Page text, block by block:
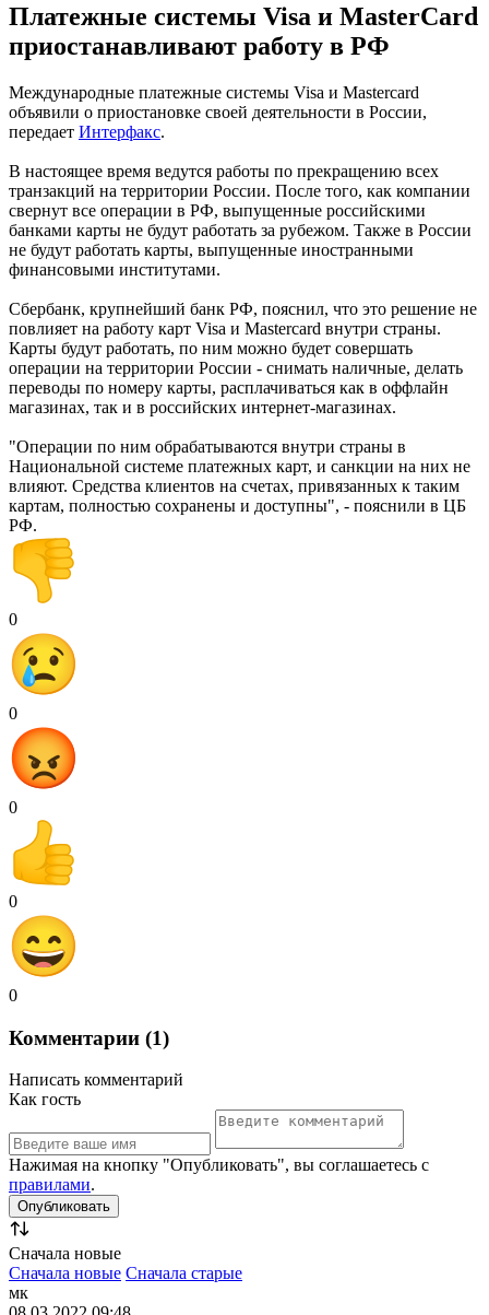
Платежные системы Visa и MasterCard
приостанавливают работу в РФ
Международные платежные системы Visa и Mastercard
объявили о приостановке своей деятельности в России,
передает Интерфакс.
В настоящее время ведутся работы по прекращению всех
транзакций на территории России. После того, как компании
свернут все операции в РФ, выпущенные российскими
банками карты не будут работать за рубежом. Также в России
не будут работать карты, выпущенные иностранными
финансовыми институтами.
Сбербанк, крупнейший банк РФ, пояснил, что это решение не
повлияет на работу карт Visa и Mastercard внутри страны.
Карты будут работать, по ним можно будет совершать
операции на территории России - снимать наличные, делать
переводы по номеру карты, расплачиваться как в оффлайн
магазинах, так и в российских интернет-магазинах.
"Операции по ним обрабатываются внутри страны в
Национальной системе платежных карт, и санкции на них не
влияют. Средства клиентов на счетах, привязанных к таким
картам, полностью сохранены и доступны", - пояснили в ЦБ
РФ.
0
0
0
0
0
Комментарии (1)
Написать комментарий
Как гость
Нажимая на кнопку "Опубликовать", вы соглашаетесь с
правилами.
Сначала новые
Сначала новые Сначала старые
мк